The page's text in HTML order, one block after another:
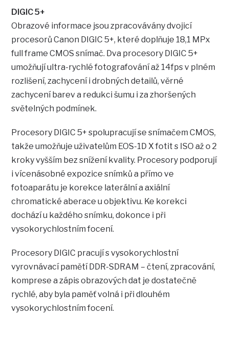
DIGIC 5+
Obrazové informace jsou zpracovávány dvojicí
procesorů Canon DIGIC 5+, které doplňuje 18,1 MPx
full frame CMOS snímač. Dva procesory DIGIC 5+
umožňují ultra-rychlé fotografování až 14fps v plném
rozlišení, zachycení i drobných detailů, věrné
zachycení barev a redukci šumu i za zhoršených
světelných podmínek.
Procesory DIGIC 5+ spolupracují se snímačem CMOS,
takže umožňuje uživatelům EOS-1D X fotit s ISO až o 2
kroky vyšším bez snížení kvality. Procesory podporují
i vícenásobné expozice snímků a přímo ve
fotoaparátu je korekce laterální a axiální
chromatické aberace u objektivu. Ke korekci
dochází u každého snímku, dokonce i při
vysokorychlostním focení.
Procesory DIGIC pracují s vysokorychlostní
vyrovnávací pamětí DDR-SDRAM – čtení, zpracování,
komprese a zápis obrazových dat je dostatečně
rychlé, aby byla paměť volná i při dlouhém
vysokorychlostním focení.